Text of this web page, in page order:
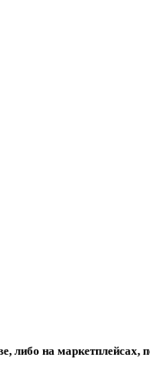
либо на маркетплейсах,